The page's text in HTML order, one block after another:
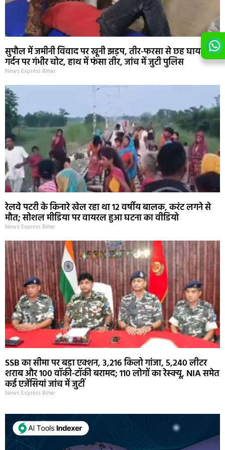
सुपौल में जमीनी विवाद पर खूनी झड़प, तीर-फरसा से छह घायल;
गर्दन पर गंभीर चोट, हाथ में फंसा तीर, जांच में जुटी पुलिस
News Express Bihar
रेलवे पटरी के किनारे खेल रहा था 12 वर्षीय बालक, करंट लगने से
मौत; सोशल मीडिया पर वायरल हुआ घटना का वीडियो
News Express Bihar
SSB का सीमा पर बड़ा एक्शन, 3,216 किलो गांजा, 5,240 लीटर
शराब और 100 वॉकी-टॉकी बरामद; 110 लोगों का रेस्क्यू, NIA समेत
कई एजेंसियां जांच में जुटीं
News Express Bihar